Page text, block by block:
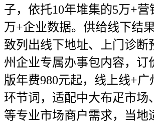
子，依托10年堆集的5万+营
万+企业数据。供给线下结
致列出线下地址、上门诊断
州企业专属办事包内容，订
版年费980元起，线上线+广
环节词，适配中大布疋市场
等专业市场商户需求，当地